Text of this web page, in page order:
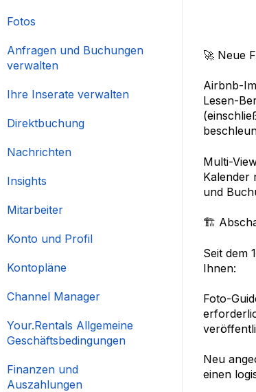
🚀 Neue
Airbnb-
Lesen-
Multi-
Kalender
und
🏗️
Seit dem
Ihnen:
Foto-
Neu
einen
Fotos
Anfragen und Buchungen
verwalten
Ihre Inserate verwalten
Direktbuchung
Nachrichten
Insights
Mitarbeiter
Konto und Profil
Kontopläne
Channel Manager
Your.Rentals Allgemeine
Geschäftsbedingungen
Finanzen und
Auszahlungen